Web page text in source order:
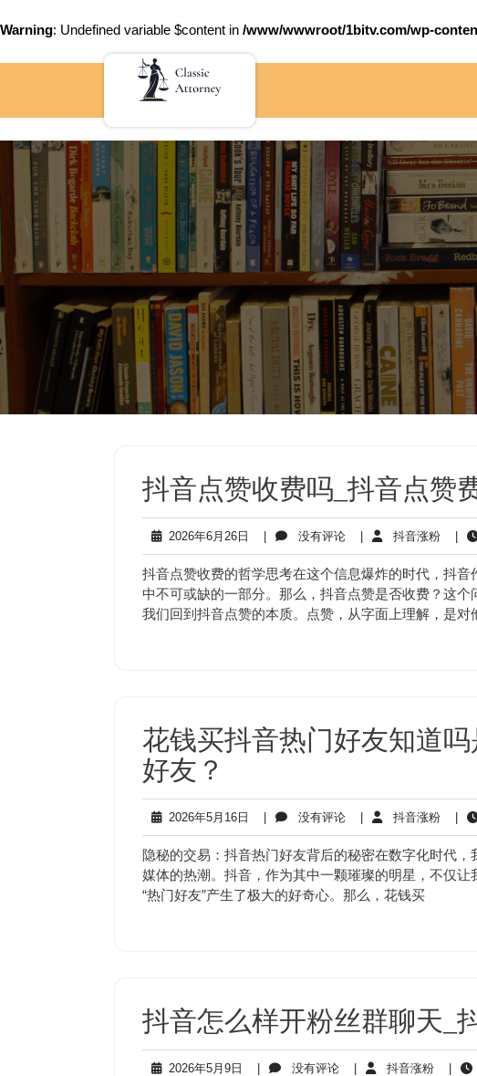
Warning: Undefined variable $content in /www/wwwroot/1bitv.com/wp-
抖音点赞收费吗_抖音点赞
2026年6月26日
2026
年
6
月
26
日
没有评论没
有
评
论
抖音涨粉抖
音
涨
粉
抖音点赞收费的哲学思考在这个信息爆炸的时代，抖
中不可或缺的一部分。那么，抖音点赞是否收费？这
我们回到抖音点赞的本质。点赞，从字面上理解，是
花钱买抖音热门好友知道
好友？
2026年5月16日
2026
年
5
月
16
日
没有评论没
有
评
论
抖音涨粉抖
音
涨
粉
隐秘的交易：抖音热门好友背后的秘密在数字化时代
媒体的热潮。抖音，作为其中一颗璀璨的明星，不仅
“热门好友”产生了极大的好奇心。那么，花钱买
抖音怎么样开粉丝群聊天_
2026年5月9日
2026
没有评论没
抖音涨粉抖